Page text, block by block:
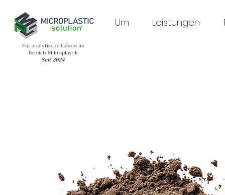
Um Leistungen
Für analytische Labore im
Bereich Mikroplastik
Seit 2024